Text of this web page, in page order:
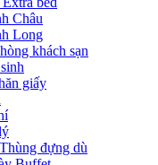
Châu
Long
khách sạn
giấy
đựng dù